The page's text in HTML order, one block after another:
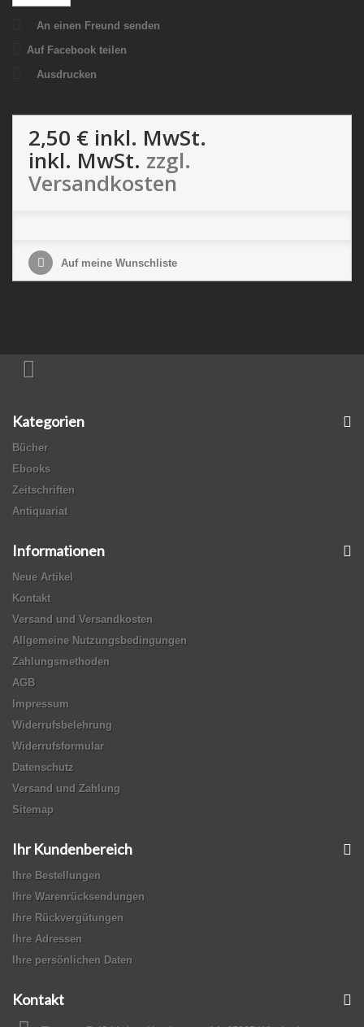
An einen Freund senden
Auf Facebook teilen
Ausdrucken
2,50 € inkl. MwSt.
inkl. MwSt. zzgl.
Versandkosten
Auf meine Wunschliste
Kategorien
Bücher
Ebooks
Zeitschriften
Antiquariat
Informationen
Neue Artikel
Kontakt
Versand und Versandkosten
Allgemeine Nutzungsbedingungen
Zahlungsmethoden
AGB
Impressum
Widerrufsbelehrung
Widerrufsformular
Datenschutz
Versand und Zahlung
Sitemap
Ihr Kundenbereich
Ihre Bestellungen
Ihre Warenrücksendungen
Ihre Rückvergütungen
Ihre Adressen
Ihre persönlichen Daten
Kontakt